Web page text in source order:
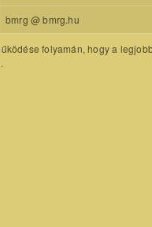
bmrg @ bmrg.hu
folyamán, hogy a